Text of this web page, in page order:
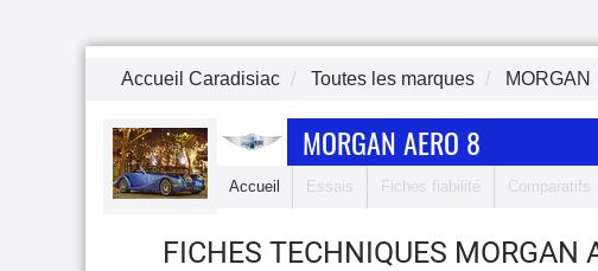
Accueil Caradisiac Toutes les marques MORGAN
MORGAN AERO 8
Accueil Essais Fiches fiabilité Comparatifs
FICHES TECHNIQUES MORGAN